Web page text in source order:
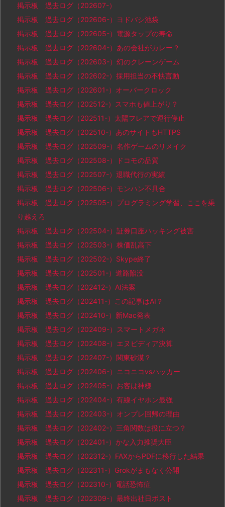
掲示板 過去ログ（202607-）
掲示板 過去ログ（202606-）ヨドバシ池袋
掲示板 過去ログ（202605-）電源タップの寿命
掲示板 過去ログ（202604-）あの会社がカレー？
掲示板 過去ログ（202603-）幻のクレーンゲーム
掲示板 過去ログ（202602-）採用担当の不快言動
掲示板 過去ログ（202601-）オーバークロック
掲示板 過去ログ（202512-）スマホも値上がり？
掲示板 過去ログ（202511-）太陽フレアで運行停止
掲示板 過去ログ（202510-）あのサイトもHTTPS
掲示板 過去ログ（202509-）名作ゲームのリメイク
掲示板 過去ログ（202508-）ドコモの品質
掲示板 過去ログ（202507-）退職代行の実績
掲示板 過去ログ（202506-）モンハン不具合
掲示板 過去ログ（202505-）プログラミング学習、ここを乗
り越えろ
掲示板 過去ログ（202504-）証券口座ハッキング被害
掲示板 過去ログ（202503-）株価乱高下
掲示板 過去ログ（202502-）Skype終了
掲示板 過去ログ（202501-）道路陥没
掲示板 過去ログ（202412-）AI法案
掲示板 過去ログ（202411-）この記事はAI？
掲示板 過去ログ（202410-）新Mac発表
掲示板 過去ログ（202409-）スマートメガネ
掲示板 過去ログ（202408-）エヌビディア決算
掲示板 過去ログ（202407-）関東砂漠？
掲示板 過去ログ（202406-）ニコニコvsハッカー
掲示板 過去ログ（202405-）お客は神様
掲示板 過去ログ（202404-）有線イヤホン最強
掲示板 過去ログ（202403-）オンプレ回帰の理由
掲示板 過去ログ（202402-）三角関数は役に立つ？
掲示板 過去ログ（202401-）かな入力推奨大臣
掲示板 過去ログ（202312-）FAXからPDFに移行した結果
掲示板 過去ログ（202311-）Grokがまもなく公開
掲示板 過去ログ（202310-）電話恐怖症
掲示板 過去ログ（202309-）最終出社日ポスト